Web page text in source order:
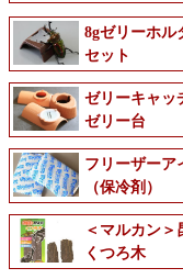
8gゼリーホル
セット
ゼリーキャッ
ゼリー台
フリーザーア
（保冷剤）
＜マルカン＞
くつろ木